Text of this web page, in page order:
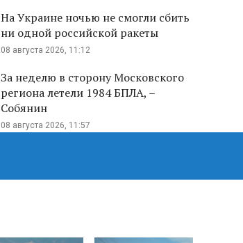
На Украине ночью не смогли сбить
ни одной российской ракеты
08 августа 2026, 11:12
За неделю в сторону Московского
региона летели 1984 БПЛА, –
Собянин
08 августа 2026, 11:57